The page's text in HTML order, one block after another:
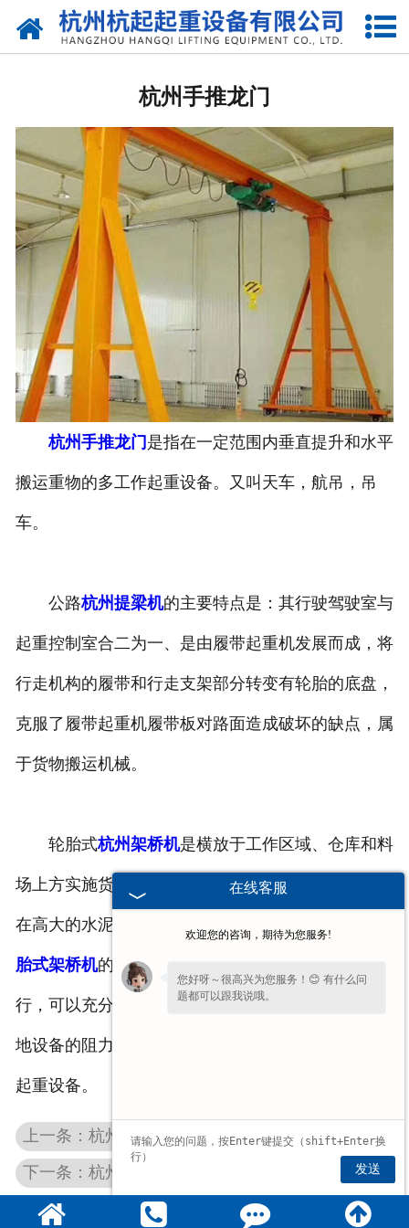
网站首页
杭州电动葫芦
杭州悬臂吊
杭州起重机配件
杭州提梁机
杭州架桥机
杭州垃圾抓斗起重机
杭州洁净起重机
杭州手推龙门
杭州手推龙门是指在一定范围内垂直提升和水平
搬运重物的多工作起重设备。又叫天车，航吊，吊
车。
公路杭州提梁机的主要特点是：其行驶驾驶室与
起重控制室合二为一、是由履带起重机发展而成，将
行走机构的履带和行走支架部分转变有轮胎的底盘，
克服了履带起重机履带板对路面造成破坏的缺点，属
于货物搬运机械。
轮胎式杭州架桥机是横放于工作区域、仓库和料
场上方实施货物吊运的起重设备。由于它的两端坐落
在高大的水泥柱或者金属支架上，样式似桥。
胎式架桥机的桥架沿铺设在两边高架上的轨道纵向运
行，可以充分利用桥架下面的空间吊运货物，不受陆
地设备的阻力。它是使用范畴较广、数量较多的一种
起重设备。
上一条：杭州双梁桥式起重机
下一条：杭州手推龙门架
在线客服
欢迎您的咨询，期待为您服务!
您好呀～很高兴为您服务！😊 有什么问
题都可以跟我说哦。
发送